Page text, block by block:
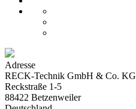
Adresse
RECK-Technik GmbH & Co. KG
Reckstraße 1-5
88422 Betzenweiler